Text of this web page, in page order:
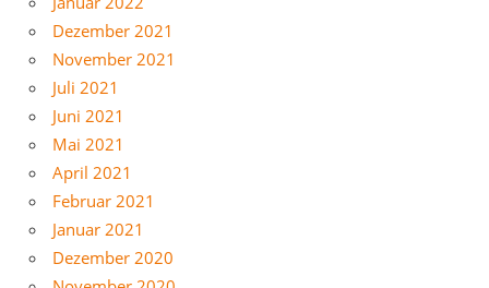
Dezember 2021
November 2021
Juli 2021
Juni 2021
Mai 2021
April 2021
Februar 2021
Januar 2021
Dezember 2020